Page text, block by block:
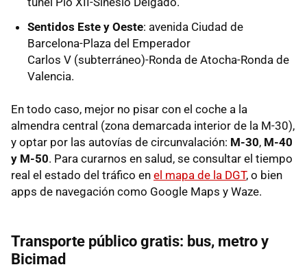
Sentidos Este y Oeste: avenida Ciudad de
Barcelona-Plaza del Emperador
Carlos V (subterráneo)-Ronda de Atocha-Ronda de
Valencia.
En todo caso, mejor no pisar con el coche a la
almendra central (zona demarcada interior de la M-30),
y optar por las autovías de circunvalación: M-30, M-40
y M-50. Para curarnos en salud, se consultar el tiempo
real el estado del tráfico en el mapa de la DGT, o bien
apps de navegación como Google Maps y Waze.
Transporte público gratis: bus, metro y
Bicimad